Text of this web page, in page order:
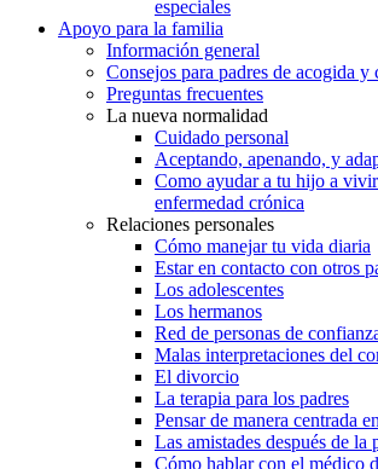
especiales
Apoyo para la familia
Información general
Consejos para padres de acogida y
Preguntas frecuentes
La nueva normalidad
Cuidado personal
Aceptando, apenando, y
Como ayudar a tu hijo a
enfermedad crónica
Relaciones personales
Cómo manejar tu vida diaria
Estar en contacto con otros
Los adolescentes
Los hermanos
Red de personas de
Malas interpretaciones del
El divorcio
La terapia para los padres
Pensar de manera centrada
Las amistades después de la
Cómo hablar con el médico